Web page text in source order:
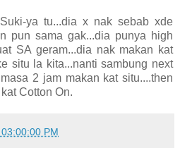
ya tu...dia x nak sebab xde
pun sama gak...dia punya high
SA geram...dia nak makan kat
situ la kita...nanti sambung next
2 jam makan kat situ....then
Cotton On.
PM